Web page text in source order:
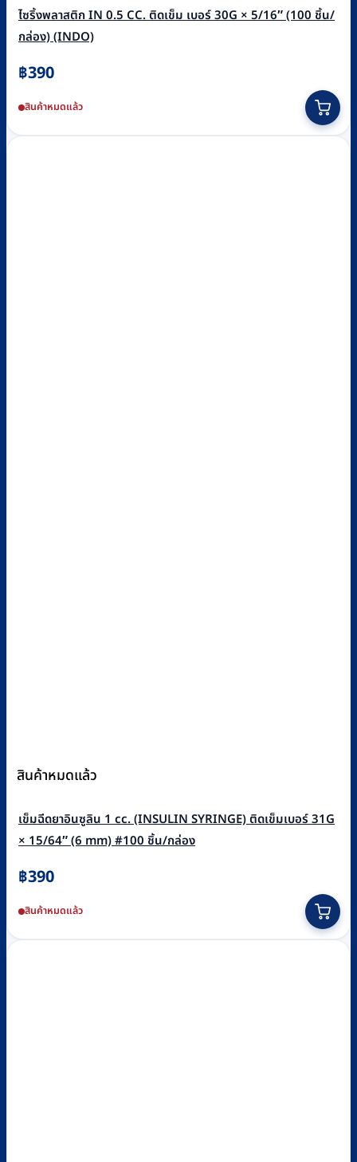
ไซริ้งพลาสติก IN 0.5 CC. ติดเข็ม เบอร์ 30G × 5/16″ (100 ชิ้น/
กล่อง) (INDO)
฿390
สินค้าหมดแล้ว
สินค้าหมดแล้ว
เข็มฉีดยาอินซูลิน 1 cc. (INSULIN SYRINGE) ติดเข็มเบอร์ 31G
× 15/64″ (6 mm) #100 ชิ้น/กล่อง
฿390
สินค้าหมดแล้ว